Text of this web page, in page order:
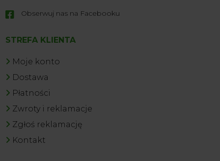
 Obserwuj nas na Facebooku
STREFA KLIENTA
Moje konto
Dostawa
Płatności
Zwroty i reklamacje
Zgłoś reklamację
Kontakt